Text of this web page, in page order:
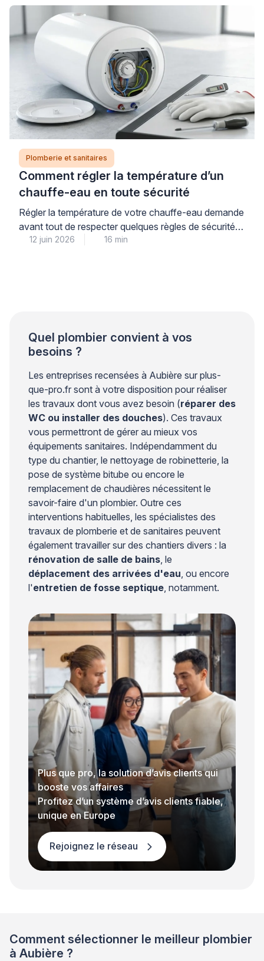
sol, et choisir un modèle incompatible peut engendrer
des travaux de plomberie imprévus et coûteux. Pour
garantir un achat réussi et éviter toute mauvaise
Plomberie et sanitaires
Comment régler la température d’un
chauffe-eau en toute sécurité
Régler la température de votre chauffe-eau demande
avant tout de respecter quelques règles de sécurité
simples, à commencer par la coupure systématique
12 juin 2026 16 min
Quel plombier convient à vos
besoins ?
Les entreprises recensées à Aubière sur plus-
que-pro.fr sont à votre disposition pour réaliser
les travaux dont vous avez besoin (réparer des
WC ou installer des douches). Ces travaux
vous permettront de gérer au mieux vos
équipements sanitaires. Indépendamment du
type du chantier, le nettoyage de robinetterie, la
pose de système bitube ou encore le
remplacement de chaudières nécessitent le
savoir-faire d'un plombier. Outre ces
interventions habituelles, les spécialistes des
travaux de plomberie et de sanitaires peuvent
également travailler sur des chantiers divers : la
rénovation de salle de bains, le
déplacement des arrivées d'eau, ou encore
l'entretien de fosse septique, notamment.
Plus que pro, la solution d’avis clients qui
booste vos affaires
Profitez d’un système d’avis clients fiable,
unique en Europe
Rejoignez le réseau
Comment sélectionner le meilleur plombier
à Aubière ?